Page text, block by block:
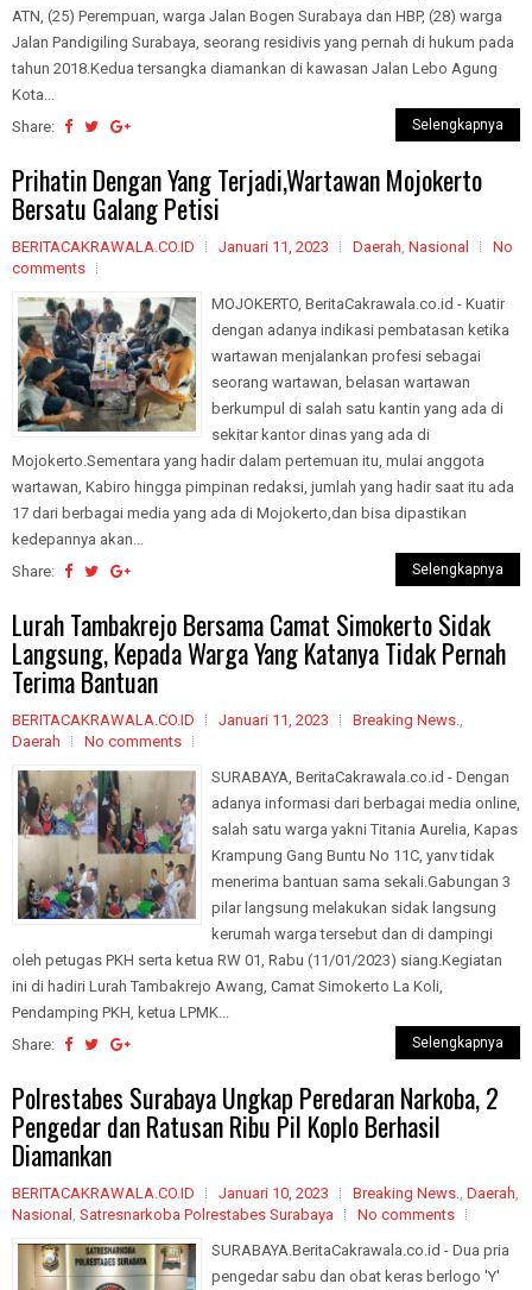
ATN, (25) Perempuan, warga Jalan Bogen Surabaya dan HBP, (28) warga
Jalan Pandigiling Surabaya, seorang residivis yang pernah di hukum pada
tahun 2018.Kedua tersangka diamankan di kawasan Jalan Lebo Agung
Kota...
Share:
Selengkapnya
Prihatin Dengan Yang Terjadi,Wartawan Mojokerto
Bersatu Galang Petisi
BERITACAKRAWALA.CO.ID Januari 11, 2023 Daerah, Nasional
No
comments
MOJOKERTO, BeritaCakrawala.co.id - Kuatir
dengan adanya indikasi pembatasan ketika
wartawan menjalankan profesi sebagai
seorang wartawan, belasan wartawan
berkumpul di salah satu kantin yang ada di
sekitar kantor dinas yang ada di
Mojokerto.Sementara yang hadir dalam pertemuan itu, mulai anggota
wartawan, Kabiro hingga pimpinan redaksi, jumlah yang hadir saat itu ada
17 dari berbagai media yang ada di Mojokerto,dan bisa dipastikan
kedepannya akan...
Share:
Selengkapnya
Lurah Tambakrejo Bersama Camat Simokerto Sidak
Langsung, Kepada Warga Yang Katanya Tidak Pernah
Terima Bantuan
BERITACAKRAWALA.CO.ID Januari 11, 2023 Breaking News.,
Daerah
No comments
SURABAYA, BeritaCakrawala.co.id - Dengan
adanya informasi dari berbagai media online,
salah satu warga yakni Titania Aurelia, Kapas
Krampung Gang Buntu No 11C, yanv tidak
menerima bantuan sama sekali.Gabungan 3
pilar langsung melakukan sidak langsung
kerumah warga tersebut dan di dampingi
oleh petugas PKH serta ketua RW 01, Rabu (11/01/2023) siang.Kegiatan
ini di hadiri Lurah Tambakrejo Awang, Camat Simokerto La Koli,
Pendamping PKH, ketua LPMK...
Share:
Selengkapnya
Polrestabes Surabaya Ungkap Peredaran Narkoba, 2
Pengedar dan Ratusan Ribu Pil Koplo Berhasil
Diamankan
BERITACAKRAWALA.CO.ID Januari 10, 2023 Breaking News., Daerah,
Nasional , Satresnarkoba Polrestabes Surabaya
No comments
SURABAYA.BeritaCakrawala.co.id - Dua pria
pengedar sabu dan obat keras berlogo 'Y'